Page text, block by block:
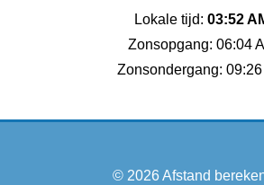
Lokale tijd: 03:52
Zonsopgang: 06:04
Zonsondergang: 09:26
© 2026Afstand